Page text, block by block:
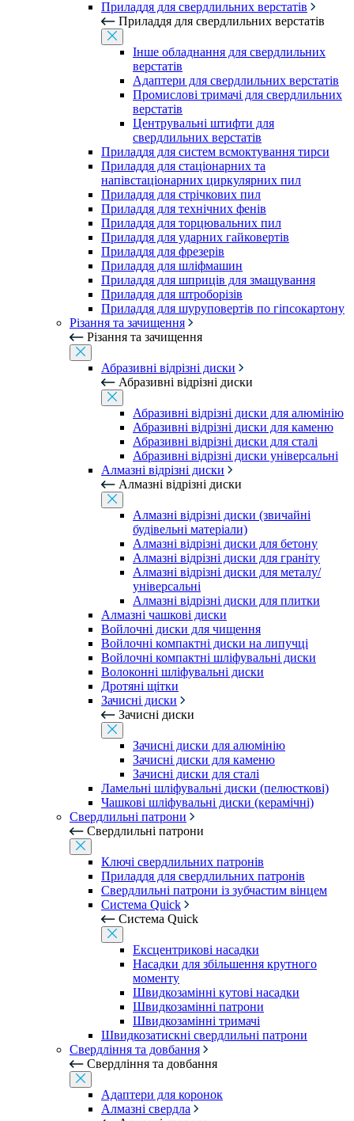
Приладдя для свердлильних верстатів
Приладдя для свердлильних верстатів
Інше обладнання для свердлильних
верстатів
Адаптери для свердлильних верстатів
Промислові тримачі для свердлильних
верстатів
Центрувальні штифти для
свердлильних верстатів
Приладдя для систем всмоктування тирси
Приладдя для стаціонарних та
напівстаціонарних циркулярних пил
Приладдя для стрічкових пил
Приладдя для технічних фенів
Приладдя для торцювальних пил
Приладдя для ударних гайковертів
Приладдя для фрезерів
Приладдя для шліфмашин
Приладдя для шприців для змащування
Приладдя для штроборізів
Приладдя для шуруповертів по гіпсокартону
Різання та зачищення
Різання та зачищення
Абразивні відрізні диски
Абразивні відрізні диски
Абразивні відрізні диски для алюмінію
Абразивні відрізні диски для каменю
Абразивні відрізні диски для сталі
Абразивні відрізні диски універсальні
Алмазні відрізні диски
Алмазні відрізні диски
Алмазні відрізні диски (звичайні
будівельні матеріали)
Алмазні відрізні диски для бетону
Алмазні відрізні диски для граніту
Алмазні відрізні диски для металу/
універсальні
Алмазні відрізні диски для плитки
Алмазні чашкові диски
Войлочні диски для чищення
Войлочні компактні диски на липучці
Войлочні компактні шліфувальні диски
Волоконні шліфувальні диски
Дротяні щітки
Зачисні диски
Зачисні диски
Зачисні диски для алюмінію
Зачисні диски для каменю
Зачисні диски для сталі
Ламельні шліфувальні диски (пелюсткові)
Чашкові шліфувальні диски (керамічні)
Свердлильні патрони
Свердлильні патрони
Ключі свердлильних патронів
Приладдя для свердлильних патронів
Свердлильні патрони із зубчастим вінцем
Система Quick
Система Quick
Ексцентрикові насадки
Насадки для збільшення крутного
моменту
Швидкозамінні кутові насадки
Швидкозамінні патрони
Швидкозамінні тримачі
Швидкозатискні свердлильні патрони
Свердління та довбання
Свердління та довбання
Адаптери для коронок
Алмазні свердла